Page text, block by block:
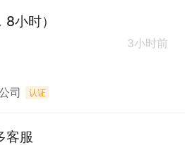
小时）
3小时前
司 认证
客服